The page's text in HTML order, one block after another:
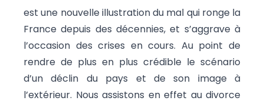
est une nouvelle illustration du mal qui ronge la
France depuis des décennies, et s’aggrave à
l’occasion des crises en cours. Au point de
rendre de plus en plus crédible le scénario
d’un déclin du pays et de son image à
l’extérieur. Nous assistons en effet au divorce